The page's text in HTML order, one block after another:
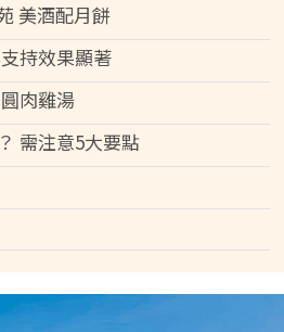
美酒配月餅
持效果顯著
肉雞湯
需注意5大要點